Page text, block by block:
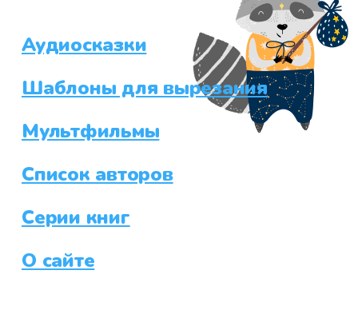
Аудиосказки
Шаблоны для вырезания
Мультфильмы
Список авторов
Серии книг
О сайте